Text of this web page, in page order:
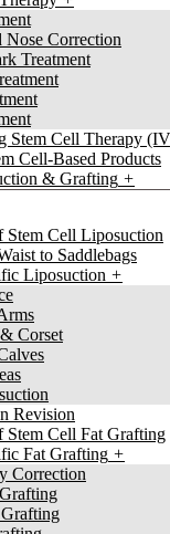
Nose Correction
Treatment
Stem Cell Therapy
Cell-Based Products
& Grafting
Stem Cell Liposuction
to Saddlebags
Liposuction
Corset
Revision
Stem Cell Fat Grafting
Fat Grafting
Correction